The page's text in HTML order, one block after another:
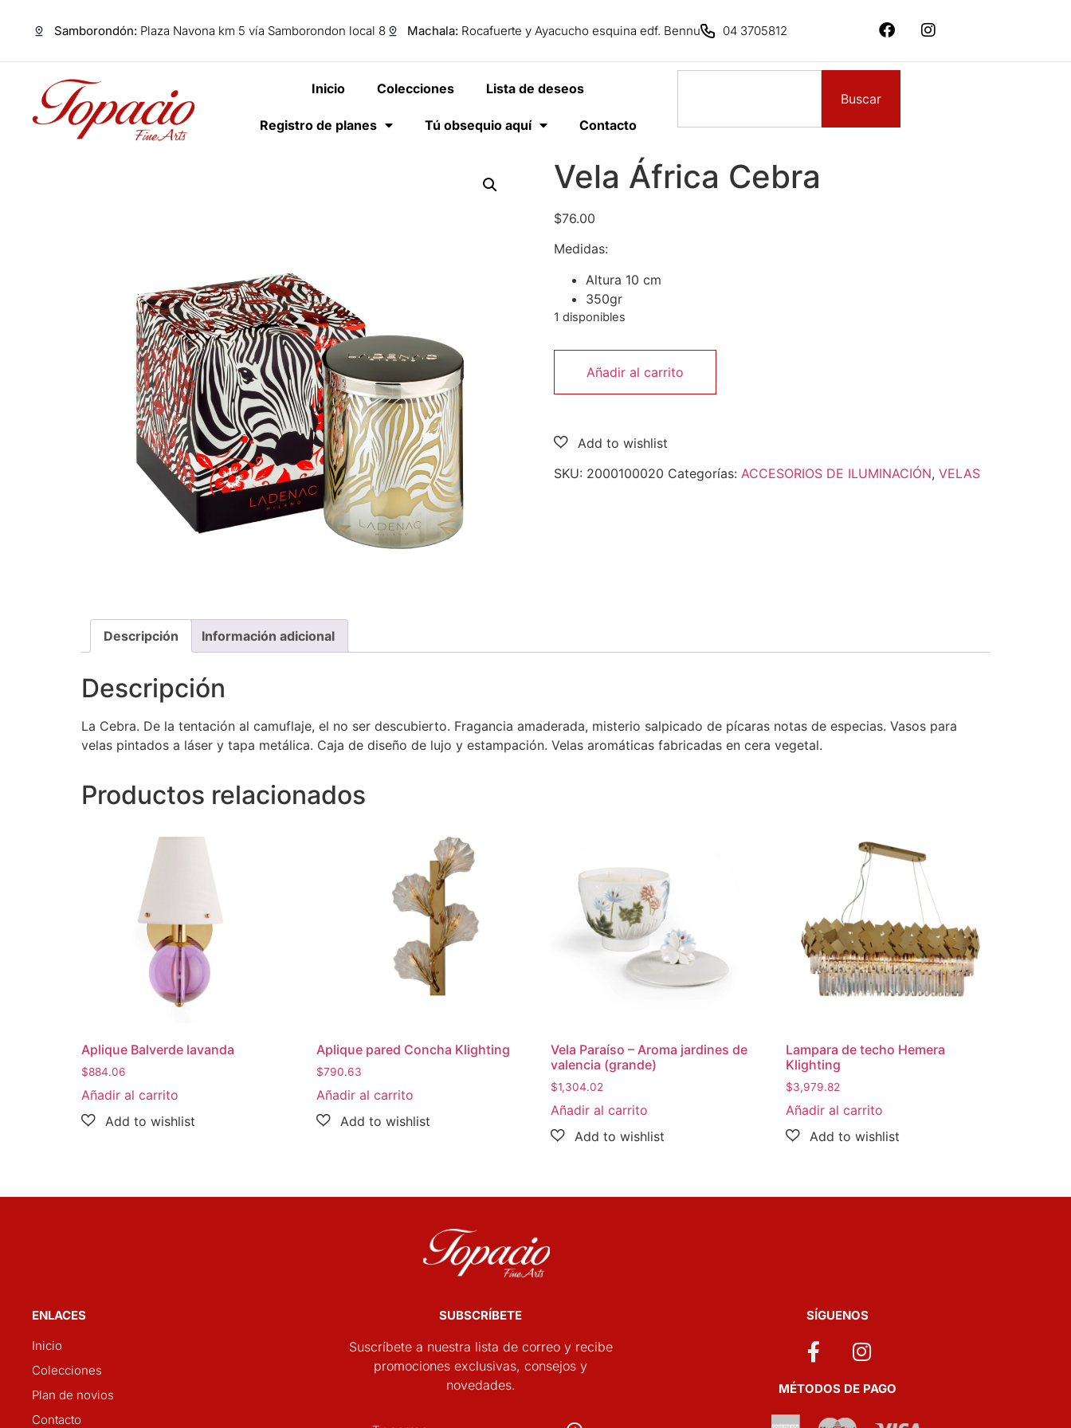
Samborondón: Plaza Navona km 5 vía Samborondon local 8 Machala: Rocafuerte y Ayacucho esquina edf. Bennu 04 3705812
Inicio Colecciones Lista de deseos
Registro de planes Tú obsequio aquí Contacto
Buscar
Vela África Cebra
$76.00
Medidas:
Altura 10 cm
350gr
1 disponibles
Añadir al carrito
SKU: 2000100020 Categorías: ACCESORIOS DE ILUMINACIÓN, VELAS
Descripción Información adicional
Descripción
La Cebra. De la tentación al camuflaje, el no ser descubierto. Fragancia amaderada, misterio salpicado de pícaras notas de especias. Vasos para
velas pintados a láser y tapa metálica. Caja de diseño de lujo y estampación. Velas aromáticas fabricadas en cera vegetal.
Productos relacionados
Aplique Balverde lavanda
$884.06
Añadir al carrito
Aplique pared Concha Klighting
$790.63
Añadir al carrito
Vela Paraíso – Aroma jardines de
valencia (grande)
$1,304.02
Añadir al carrito
Lampara de techo Hemera
Klighting
$3,979.82
Añadir al carrito
ENLACES
Inicio
Colecciones
Plan de novios
Contacto
SUBSCRÍBETE
Suscríbete a nuestra lista de correo y recibe
promociones exclusivas, consejos y
novedades.
SÍGUENOS
MÉTODOS DE PAGO